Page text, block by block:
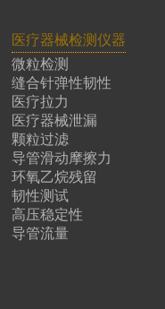
医疗器械检测仪器
微粒检测
缝合针弹性韧性
医疗拉力
医疗器械泄漏
颗粒过滤
导管滑动摩擦力
环氧乙烷残留
韧性测试
高压稳定性
导管流量